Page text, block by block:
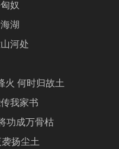
奴
湖
河处
火 何时归故土
我家书
功成万骨枯
扬尘土